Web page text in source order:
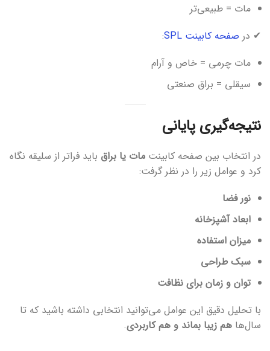
مات = طبیعی‌تر
✔ در صفحه کابینت SPL
:
مات چرمی = خاص و آرام
سیقلی = براق صنعتی
نتیجه‌گیری پایانی
در انتخاب بین صفحه کابینت مات یا براق باید فراتر از سلیقه نگاه
کرد و عوامل زیر را در نظر گرفت:
نور فضا
ابعاد آشپزخانه
میزان استفاده
سبک طراحی
توان و زمان برای نظافت
با تحلیل دقیق این عوامل می‌توانید انتخابی داشته باشید که تا
سال‌ها هم زیبا بماند و هم کاربردی.